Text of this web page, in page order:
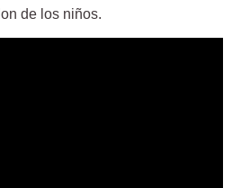
de los niños.